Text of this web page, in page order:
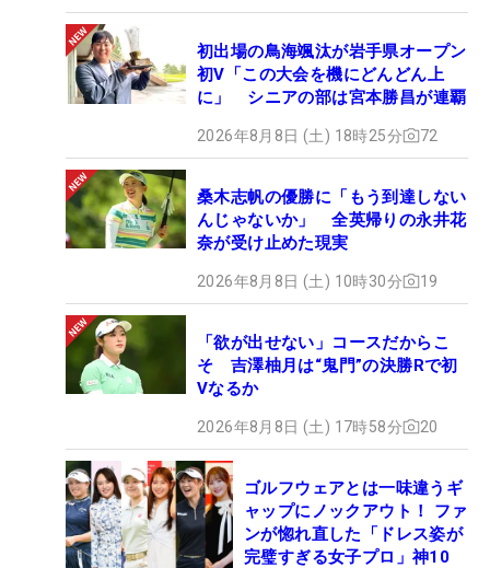
初出場の鳥海颯汰が岩手県オープン
初V「この大会を機にどんどん上
に」 シニアの部は宮本勝昌が連覇
2026年8月8日 (土) 18時25分 72
桑木志帆の優勝に「もう到達しない
んじゃないか」 全英帰りの永井花
奈が受け止めた現実
2026年8月8日 (土) 10時30分 19
「欲が出せない」コースだからこ
そ 吉澤柚月は“鬼門”の決勝Rで初
Vなるか
2026年8月8日 (土) 17時58分 20
ゴルフウェアとは一味違うギ
ャップにノックアウト！ ファ
ンが惚れ直した「ドレス姿が
完璧すぎる女子プロ」神10